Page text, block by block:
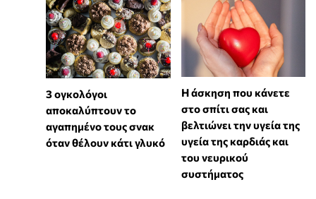
3 ογκολόγοι
αποκαλύπτουν το
αγαπημένο τους σνακ
όταν θέλουν κάτι γλυκό
Η άσκηση που κάνετε
στο σπίτι σας και
βελτιώνει την υγεία της
υγεία της καρδιάς και
του νευρικού
συστήματος